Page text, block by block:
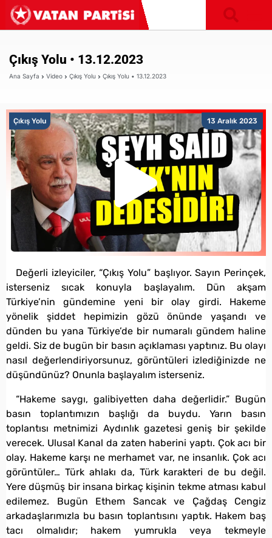
Çıkış Yolu • 13.12.2023
Ana Sayfa Video Çıkış Yolu Çıkış Yolu • 13.12.2023
13 Aralık 2023
Çıkış Yolu
Değerli izleyiciler, “Çıkış Yolu” başlıyor. Sayın Perinçek,
isterseniz sıcak konuyla başlayalım. Dün akşam
Türkiye’nin gündemine yeni bir olay girdi. Hakeme
yönelik şiddet hepimizin gözü önünde yaşandı ve
dünden bu yana Türkiye’de bir numaralı gündem haline
geldi. Siz de bugün bir basın açıklaması yaptınız. Bu olayı
nasıl değerlendiriyorsunuz, görüntüleri izlediğinizde ne
düşündünüz? Onunla başlayalım isterseniz.
“Hakeme saygı, galibiyetten daha değerlidir.” Bugün
basın toplantımızın başlığı da buydu. Yarın basın
toplantısı metnimizi Aydınlık gazetesi geniş bir şekilde
verecek. Ulusal Kanal da zaten haberini yaptı. Çok acı bir
olay. Hakeme karşı ne merhamet var, ne insanlık. Çok acı
görüntüler… Türk ahlakı da, Türk karakteri de bu değil.
Yere düşmüş bir insana birkaç kişinin tekme atması kabul
edilemez. Bugün Ethem Sancak ve Çağdaş Cengiz
arkadaşlarımızla bu basın toplantısını yaptık. Hakem baş
tacı olmalıdır; hakem yumrukla veya tekmeyle